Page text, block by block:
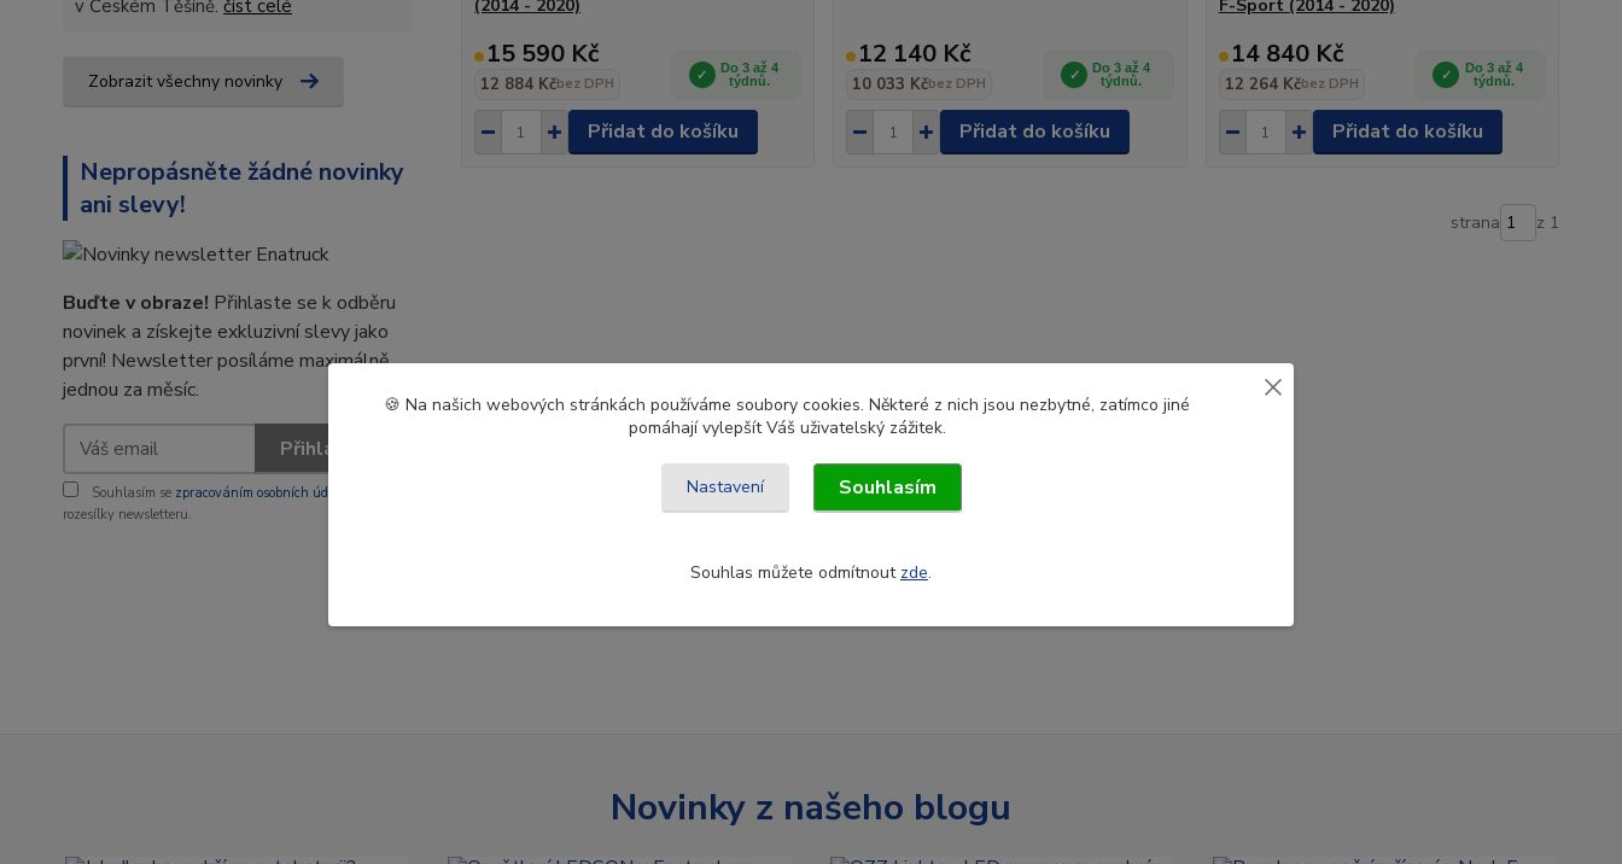
v Českém Těšíně. číst celé
Zobrazit všechny novinky
Nepropásněte žádné novinky
ani slevy!
Buďte v obraze! Přihlaste se k odběru
novinek a získejte exkluzivní slevy jako
první! Newsletter posíláme maximálně
jednou za měsíc.
Přihlásit se
Souhlasím se zpracováním osobních údajů
rozesílky newsletteru.
(2014 - 2020)
15 590 Kč
12 884 Kčbez DPH
Do 3 až 4
týdnů.
Přidat do košíku
12 140 Kč
10 033 Kčbez DPH
Do 3 až 4
týdnů.
Přidat do košíku
F-Sport (2014 - 2020)
14 840 Kč
12 264 Kčbez DPH
Do 3 až 4
týdnů.
Přidat do košíku
strana z 1
Novinky z našeho blogu
🍪 Na našich webových stránkách používáme soubory cookies. Některé z nich jsou nezbytné, zatímco jiné
pomáhají vylepšít Váš uživatelský zážitek.
Nastavení Souhlasím
Souhlas můžete odmítnout zde.